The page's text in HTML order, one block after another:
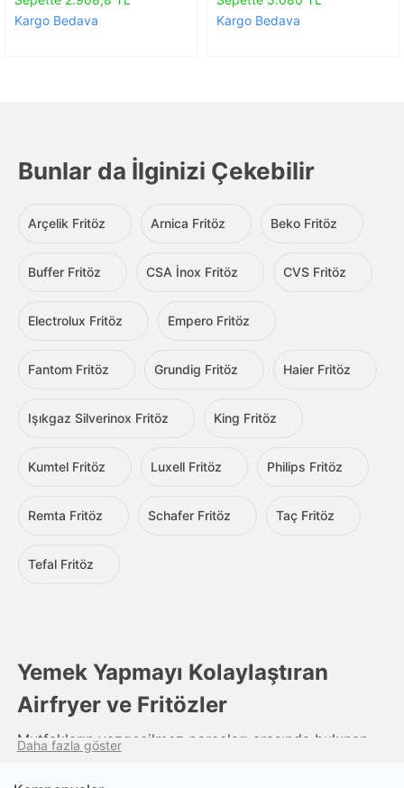
Yemek Yapmayı Kolaylaştıran
Airfryer ve Fritözler
Mutfakların vazgeçilmez parçaları arasında bulunan
önemli aletler arasında bulunur. Fritöz çeşitleri,
Daha fazla göster
Kargo Bedava
Kargo Bedava
Bunlar da İlginizi Çekebilir
Arçelik Fritöz Arnica Fritöz Beko Fritöz
Buffer Fritöz CSA İnox Fritöz CVS Fritöz
Electrolux Fritöz Empero Fritöz
Fantom Fritöz Grundig Fritöz Haier Fritöz
Işıkgaz Silverinox Fritöz King Fritöz
Kumtel Fritöz Luxell Fritöz Philips Fritöz
Remta Fritöz Schafer Fritöz Taç Fritöz
Tefal Fritöz